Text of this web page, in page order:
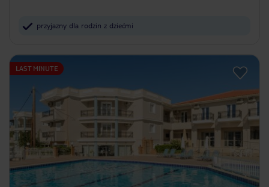
przyjazny dla rodzin z dziećmi
LAST MINUTE